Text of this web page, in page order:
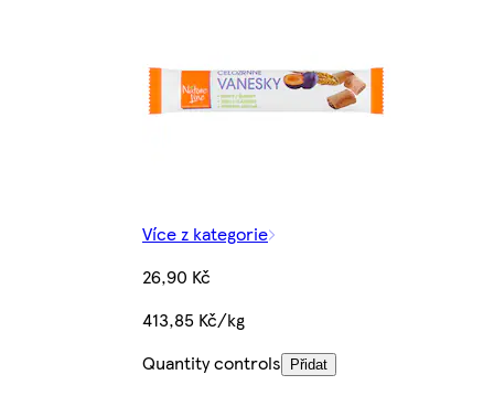
Více z kategorie
26,90 Kč
413,85 Kč/kg
Quantity controls
Přidat